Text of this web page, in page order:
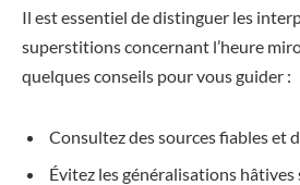
Il est essentiel de distinguer les
superstitions concernant l’heure
quelques conseils pour vous guider :
Consultez des sources fiables et
Évitez les généralisations hâtives